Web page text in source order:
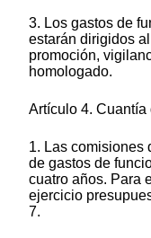
3. Los gastos de
estarán dirigidos
promoción,
homologado.
Artículo 4. Cuantía
1. Las comisiones
de gastos de
cuatro años. Para
ejercicio
7.